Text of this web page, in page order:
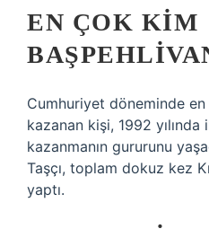
EN ÇOK KIM
Cumhuriyet döneminde
kazanan kişi, 1992 yılında
kazanmanın gururunu
Taşçı, toplam dokuz kez
yaptı.